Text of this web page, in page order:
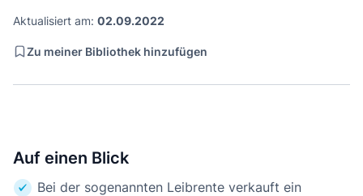
Aktualisiert am: 02.09.2022
Zu meiner Bibliothek hinzufügen
Auf einen Blick
Bei der sogenannten Leibrente verkauft ein